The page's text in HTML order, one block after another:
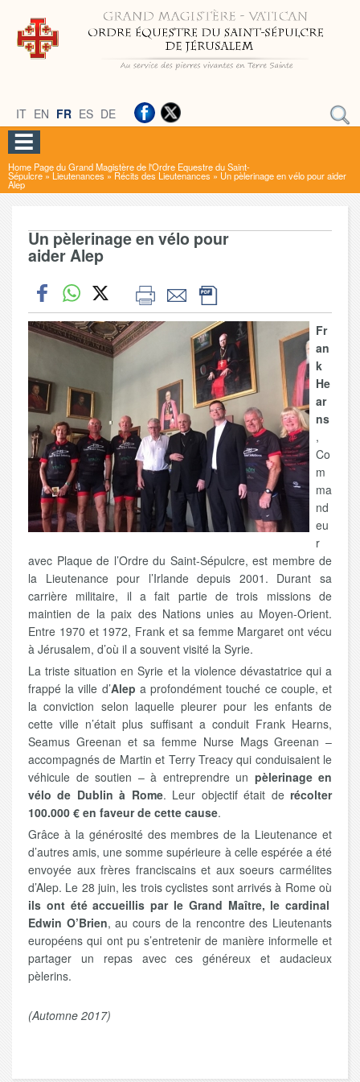
IT EN FR ES DE
Home Page du Grand Magistère de l'Ordre Equestre du Saint-
Sépulcre» Lieutenances »Récits des Lieutenances » Un pèlerinage en vélo pour aider
Alep
Un pèlerinage en vélo pour
aider Alep
Fr
an
k
He
ar
ns
,
Co
m
ma
nd
eu
r
avec Plaque de l’Ordre du Saint-Sépulcre, est membre de
la Lieutenance pour l’Irlande depuis 2001. Durant sa
carrière militaire, il a fait partie de trois missions de
maintien de la paix des Nations unies au Moyen-Orient.
Entre 1970 et 1972, Frank et sa femme Margaret ont vécu
à Jérusalem, d’où il a souvent visité la Syrie.
La triste situation en Syrie et la violence dévastatrice qui a
frappé la ville d’Alep a profondément touché ce couple, et
la conviction selon laquelle pleurer pour les enfants de
cette ville n’était plus suffisant a conduit Frank Hearns,
Seamus Greenan et sa femme Nurse Mags Greenan –
accompagnés de Martin et Terry Treacy qui conduisaient le
véhicule de soutien – à entreprendre un pèlerinage en
vélo de Dublin à Rome. Leur objectif était de récolter
100.000 € en faveur de cette cause.
Grâce à la générosité des membres de la Lieutenance et
d’autres amis, une somme supérieure à celle espérée a été
envoyée aux frères franciscains et aux soeurs carmélites
d’Alep. Le 28 juin, les trois cyclistes sont arrivés à Rome où
ils ont été accueillis par le Grand Maître, le cardinal
Edwin O’Brien, au cours de la rencontre des Lieutenants
européens qui ont pu s’entretenir de manière informelle et
partager un repas avec ces généreux et audacieux
pèlerins.
(Automne 2017)